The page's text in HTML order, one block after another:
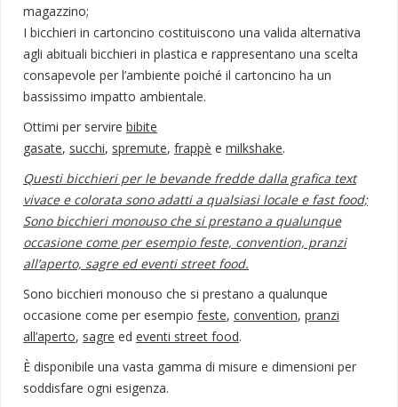
magazzino;
I bicchieri in cartoncino costituiscono una valida alternativa
agli abituali bicchieri in plastica e rappresentano una scelta
consapevole per l’ambiente poiché il cartoncino ha un
bassissimo impatto ambientale.
Ottimi per servire bibite
gasate, succhi, spremute, frappè e milkshake.
Questi bicchieri per le bevande fredde dalla grafica text
vivace e colorata sono adatti a qualsiasi locale e fast food;
Sono bicchieri monouso che si prestano a qualunque
occasione come per esempio feste, convention, pranzi
all’aperto, sagre ed eventi street food.
Sono bicchieri monouso che si prestano a qualunque
occasione come per esempio feste, convention, pranzi
all’aperto, sagre ed eventi street food.
È disponibile una vasta gamma di misure e dimensioni per
soddisfare ogni esigenza.